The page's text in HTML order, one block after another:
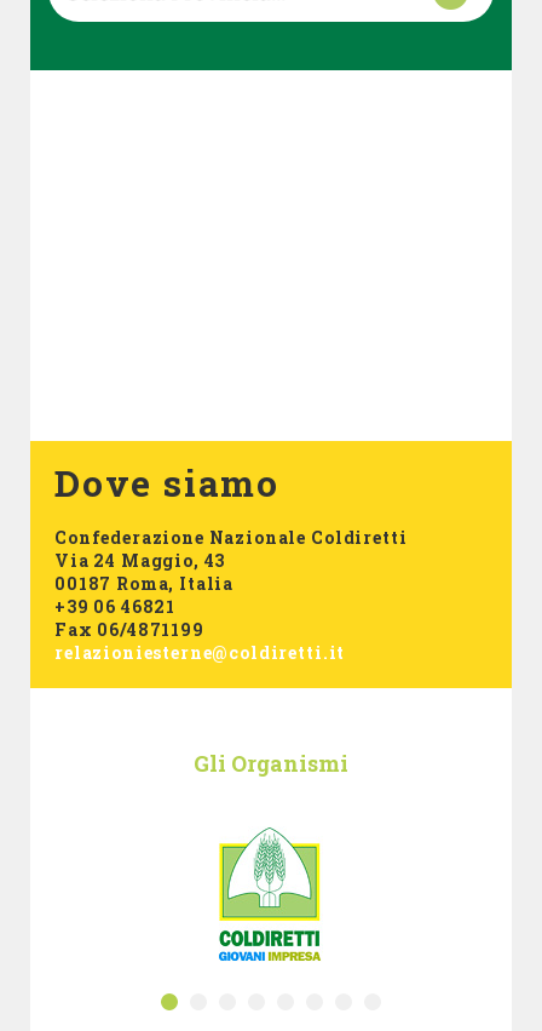
Dove siamo
Confederazione Nazionale Coldiretti
Via 24 Maggio, 43
00187 Roma, Italia
+39 06 46821
Fax 06/4871199
relazioniesterne@coldiretti.it
Gli Organismi